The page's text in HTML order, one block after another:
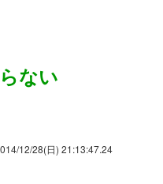
ない
12/28(日) 21:13:47.24